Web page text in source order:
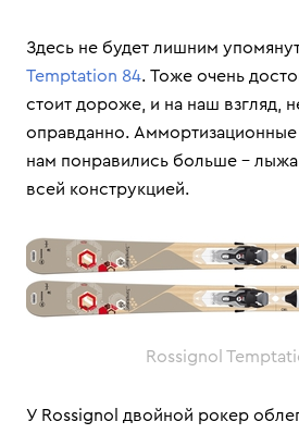
Здесь не будет лишним
Temptation 84. Тоже очень
стоит дороже, и на наш взгляд,
оправданно.
нам понравились больше – лыжа
всей конструкцией.
Rossignol
У Rossignol двойной рокер